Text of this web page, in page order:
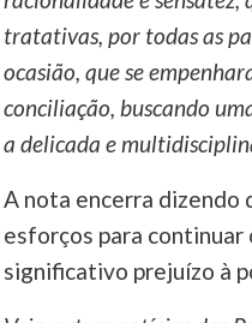
tratativas, por todas as
ocasião, que se
conciliação, buscando
a delicada e
A nota encerra dizendo
esforços para
significativo prejuízo à